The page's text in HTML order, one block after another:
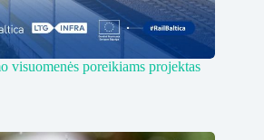
visuomenės poreikiams projektas